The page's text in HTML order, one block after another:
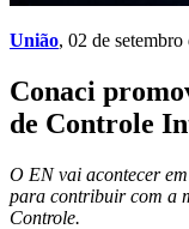
União, 02 de setembro
Conaci
de Controle
O EN vai acontecer
para contribuir com a
Controle.